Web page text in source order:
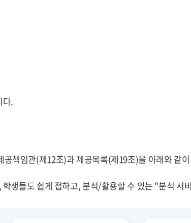
다.
책임관(제12조)과 제공목록(제19조)을 아래와 같
생들도 쉽게 접하고, 분석/활용할 수 있는 "분석 서